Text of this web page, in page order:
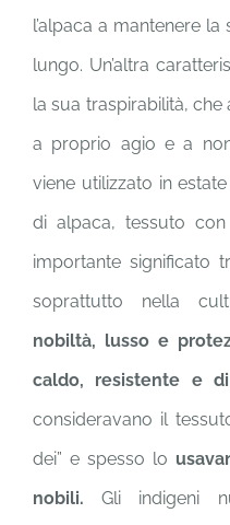
l’alpaca a mantenere
lungo. Un’altra
la sua traspirabilità, che
a proprio agio e a
viene utilizzato in
di alpaca, tessuto
importante significato
soprattutto nella
nobiltà, lusso e
caldo, resistente e
consideravano il
dei” e spesso lo
nobili.Gli indigeni